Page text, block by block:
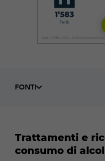
FONTI
Trattamenti e
consumo di alcol